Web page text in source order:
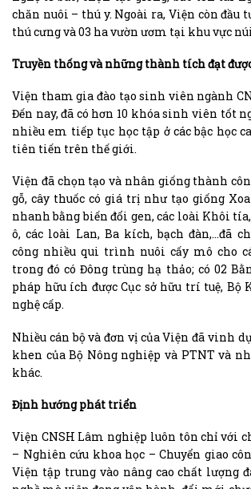
chăn nuôi – thú y. Ngoài ra, Viện còn đầu
thú cưng và 03 ha vườn ươm tại khu vực
Truyền thống và những thành tích đạt
Viện tham gia đào tạo sinh viên ngành
Đến nay, đã có hơn 10 khóa sinh viên tốt
nhiều em tiếp tục học tập ở các bậc học
tiên tiến trên thế giới.
Viện đã chọn tạo và nhân giống thành
gỗ, cây thuốc có giá trị như tạo giống
nhanh bằng biến đổi gen, các loài Khôi
ô, các loài Lan, Ba kích, bạch đàn,…đã
công nhiều qui trình nuôi cấy mô cho
trong đó có Đông trùng hạ thảo; có 02
pháp hữu ích được Cục sở hữu trí tuệ, Bộ
nghệ cấp.
Nhiều cán bộ và đơn vị của Viện đã vinh
khen của Bộ Nông nghiệp và PTNT và
khác.
Định hướng phát triển
Viện CNSH Lâm nghiệp luôn tôn chỉ với
– Nghiên cứu khoa học – Chuyển giao
Viện tập trung vào nâng cao chất lượng